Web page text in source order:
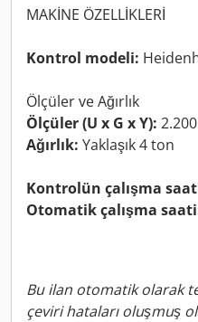
MAKİNE ÖZELLİKLERİ
Kontrol modeli:
Ölçüler ve Ağırlık
Ölçüler (U x G x Y):
Ağırlık: Yaklaşık 4 ton
Kontrolün çalışma
Otomatik çalışma
Bu ilan otomatik olarak
çeviri hataları oluşmuş